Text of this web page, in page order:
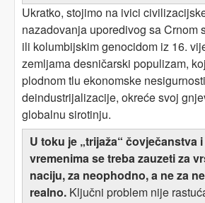
Ukratko, stojimo na ivici
nazadovanja uporedivog sa Crnom
ili kolumbijskim genocidom iz 16.
zemljama desničarski populizam,
plodnom tlu ekonomske
deindustrijalizacije, okreće svoj
globalnu sirotinju.
U toku je „trijaža“ čovječanstva
vremenima se treba zauzeti za
naciju, za neophodno, a ne za
realno. Ključni problem nije